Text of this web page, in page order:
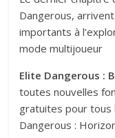
Dangerous,
importants à
mode multijoueur
Elite Dangerous :
toutes nouvelles
gratuites pour tous
Dangerous :